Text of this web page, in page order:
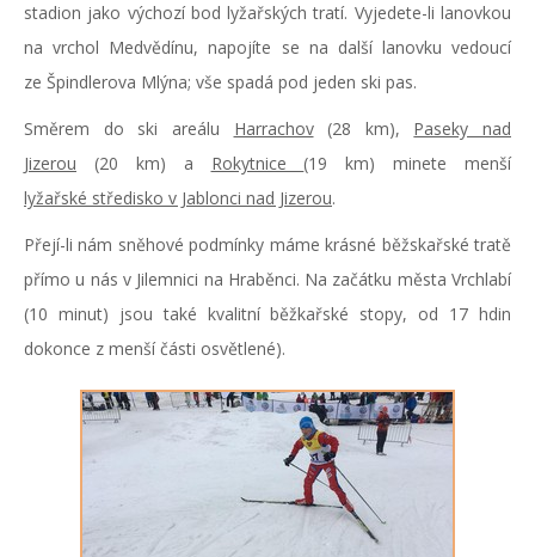
stadion jako výchozí bod lyžařských tratí. Vyjedete-li lanovkou
na vrchol Medvědínu, napojíte se na další lanovku vedoucí
ze Špindlerova Mlýna; vše spadá pod jeden ski pas.
Směrem do ski areálu Harrachov(28 km), Paseky nad
Jizerou (20 km) a Rokytnice(19 km) minete menší
lyžařské středisko v Jablonci nad Jizerou.
Přejí-li nám sněhové podmínky máme krásné běžskařské tratě
přímo u nás v Jilemnici na Hraběnci. Na začátku města Vrchlabí
(10 minut) jsou také kvalitní běžkařské stopy, od 17 hdin
dokonce z menší části osvětlené).